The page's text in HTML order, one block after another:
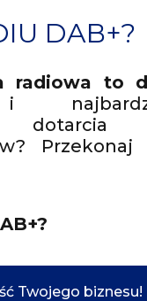
DAB+?
radiowa to
dotarcia
Przekonaj
Twojego biznesu!